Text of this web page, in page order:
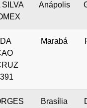
SILVA
Anápolis
Marabá
Brasília